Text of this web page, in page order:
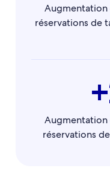
Augmentation
réservations de
Augmentation
réservations